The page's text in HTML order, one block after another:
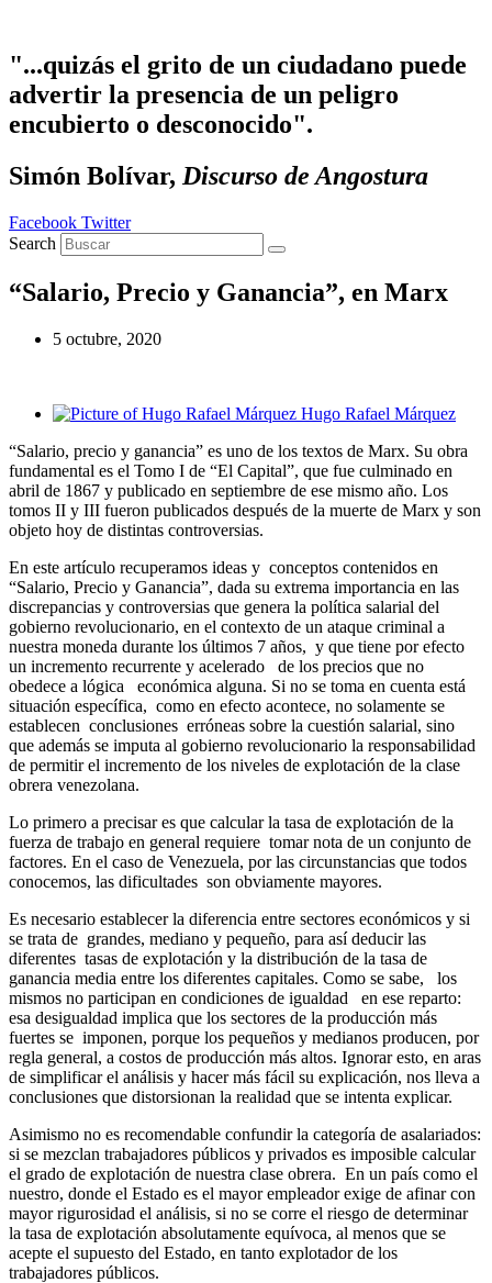
contenido
"...quizás el grito de un ciudadano puede
advertir la presencia de un peligro
encubierto o desconocido".
Simón Bolívar, Discurso de Angostura
Facebook Twitter
Search
“Salario, Precio y Ganancia”, en Marx
5 octubre, 2020
Hugo Rafael Márquez
“Salario, precio y ganancia” es uno de los textos de Marx. Su obra
fundamental es el Tomo I de “El Capital”, que fue culminado en
abril de 1867 y publicado en septiembre de ese mismo año. Los
tomos II y III fueron publicados después de la muerte de Marx y son
objeto hoy de distintas controversias.
En este artículo recuperamos ideas y conceptos contenidos en
“Salario, Precio y Ganancia”, dada su extrema importancia en las
discrepancias y controversias que genera la política salarial del
gobierno revolucionario, en el contexto de un ataque criminal a
nuestra moneda durante los últimos 7 años, y que tiene por efecto
un incremento recurrente y acelerado de los precios que no
obedece a lógica económica alguna. Si no se toma en cuenta está
situación específica, como en efecto acontece, no solamente se
establecen conclusiones erróneas sobre la cuestión salarial, sino
que además se imputa al gobierno revolucionario la responsabilidad
de permitir el incremento de los niveles de explotación de la clase
obrera venezolana.
Lo primero a precisar es que calcular la tasa de explotación de la
fuerza de trabajo en general requiere tomar nota de un conjunto de
factores. En el caso de Venezuela, por las circunstancias que todos
conocemos, las dificultades son obviamente mayores.
Es necesario establecer la diferencia entre sectores económicos y si
se trata de grandes, mediano y pequeño, para así deducir las
diferentes tasas de explotación y la distribución de la tasa de
ganancia media entre los diferentes capitales. Como se sabe, los
mismos no participan en condiciones de igualdad en ese reparto:
esa desigualdad implica que los sectores de la producción más
fuertes se imponen, porque los pequeños y medianos producen, por
regla general, a costos de producción más altos. Ignorar esto, en aras
de simplificar el análisis y hacer más fácil su explicación, nos lleva a
conclusiones que distorsionan la realidad que se intenta explicar.
Asimismo no es recomendable confundir la categoría de asalariados:
si se mezclan trabajadores públicos y privados es imposible calcular
el grado de explotación de nuestra clase obrera. En un país como el
nuestro, donde el Estado es el mayor empleador exige de afinar con
mayor rigurosidad el análisis, si no se corre el riesgo de determinar
la tasa de explotación absolutamente equívoca, al menos que se
acepte el supuesto del Estado, en tanto explotador de los
trabajadores públicos.